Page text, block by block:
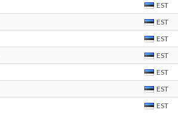
EST
EST
EST
EST
EST
EST
EST